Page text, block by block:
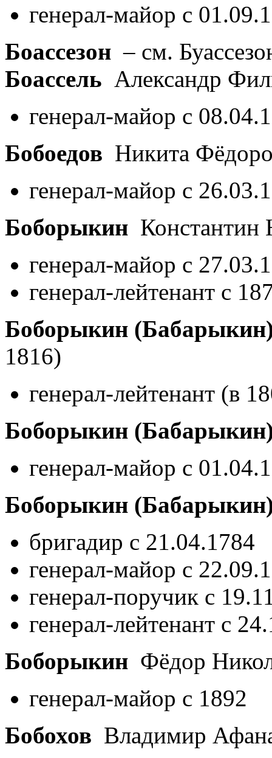
генерал-майор с
Боассезон – см.
Боассель Александр
генерал-майор с
Бобоедов Никита
генерал-майор с
Боборыкин Константин
генерал-майор с
генерал-лейтенант с
Боборыкин
1816)
генерал-лейтенант (в
Боборыкин
генерал-майор с
Боборыкин
бригадир с 21.04.1784
генерал-майор с
генерал-поручик с
генерал-лейтенант с
Боборыкин Фёдор
генерал-майор с 1892
Бобохов Владимир